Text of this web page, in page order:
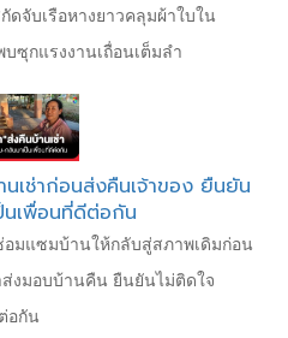
จับเรือหางยาวคลุมผ้าใบใน
ซุกแรงงานเถื่อนเต็มลำ
เช่าก่อนส่งคืนเจ้าของ ยืนยัน
นเพื่อนที่ดีต่อกัน
มแซมบ้านให้กลับสู่สภาพเดิมก่อน
งมอบบ้านคืน ยืนยันไม่ติดใจ
อกัน